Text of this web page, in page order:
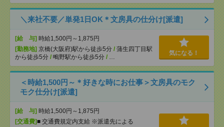
＼来社不要／単発1日OK＊文房具の仕分け[派遣]
[給 与] 時給1,500円～1,875円
[勤務地] 京橋(大阪府)駅から徒歩5分 / 蒲生四丁目駅
から徒歩5分 / 鴫野駅から徒歩5分 / …
気になる！
＜時給1,500円～＊好きな時にお仕事＞文房具のモク
モク仕分け[派遣]
[給 与] 時給1,500円～1,875円
[交通費]■ 交通費規定内支給 ※派遣先による